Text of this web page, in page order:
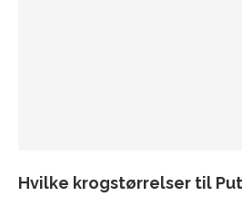
Hvilke krogstørrelser til Put